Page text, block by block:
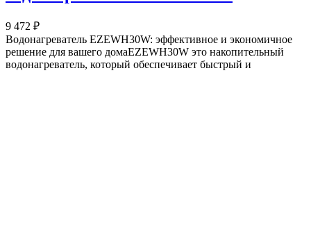
9 472 ₽
Водонагреватель EZEWH30W: эффективное и экономичное
решение для вашего домаEZEWH30W это накопительный
водонагреватель, который обеспечивает быстрый и